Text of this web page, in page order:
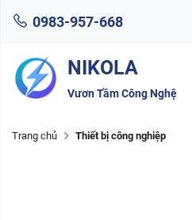
0983-957-668
NIKOLA
Vươn Tầm Công Nghệ
Trang chủ Thiết bị công nghiệp